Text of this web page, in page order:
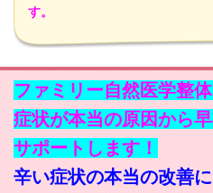
す。
ファミリー自然医学整
症状が本当の原因から
サポートします！
辛い症状の本当の改善